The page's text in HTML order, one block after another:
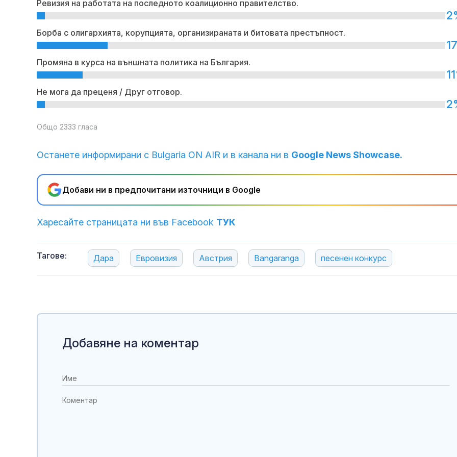
Ревизия на работата на последното коалиционно правителство.
Борба с олигархията, корупцията, организираната и битовата престъпност.
Промяна в курса на външната политика на България.
Не мога да преценя / Друг отговор.
Общо 2333 гласа
Останете информирани с Bulgaria ON AIR и в канала ни в Google News Showcase.
Добави ни в предпочитани източници в Google
Харесайте страницата ни във Facebook ТУК
Тагове: Дара Евровизия Австрия Bangaranga песенен конкурс
Добавяне на коментар